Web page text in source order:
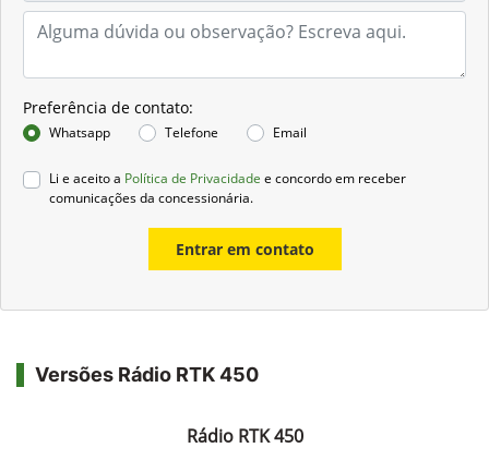
Preferência de contato:
Whatsapp Telefone Email
Li e aceito a Política de Privacidade e concordo em receber
comunicações da concessionária.
Entrar em contato
Versões Rádio RTK 450
Rádio RTK 450